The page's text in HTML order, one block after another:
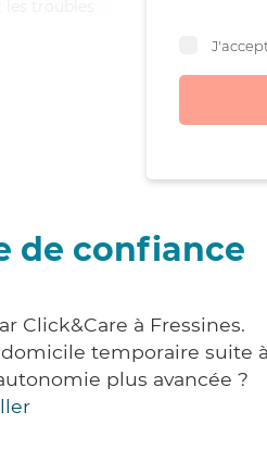
troubles
de confiance
Click&Care à Fressines.
temporaire suite
plus avancée ?